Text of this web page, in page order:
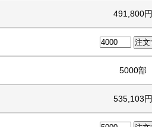
491,800円
5000部
535,103円